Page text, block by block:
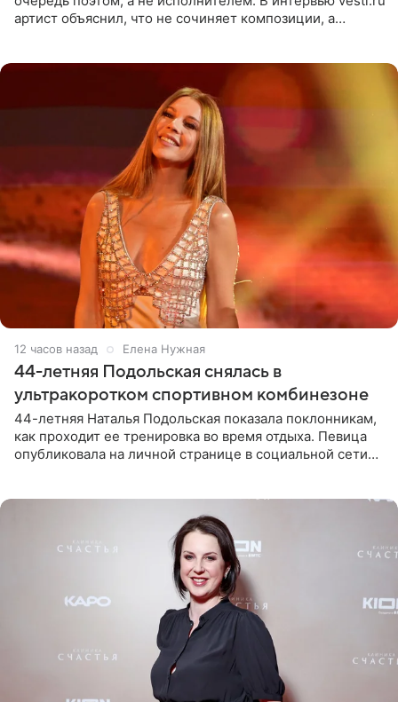
артист объяснил, что не сочиняет композиции, а
12 часов назад Елена Нужная
44-летняя Подольская снялась в
ультракоротком спортивном комбинезоне
44-летняя Наталья Подольская показала поклонникам,
как проходит ее тренировка во время отдыха. Певица
опубликовала на личной странице в социальной сети